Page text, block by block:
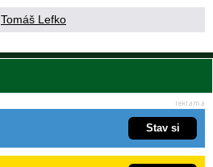
Tomáš Lefko
Stav si